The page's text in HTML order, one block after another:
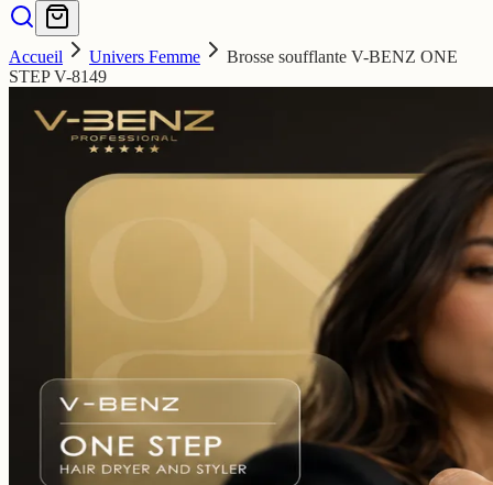
Accueil Univers Femme
Brosse soufflante V-BENZ ONE
STEP V-8149